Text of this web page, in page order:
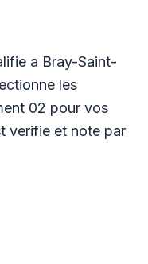
a Bray-Saint-
les
02 pour vos
verifie et note par